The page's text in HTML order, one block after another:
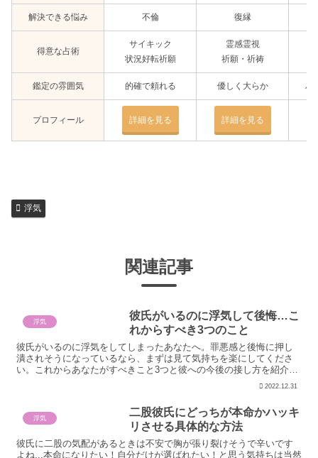
解決できる悩み 不倫 復縁
得意な占術
サイキック
状況好転祈願
霊感霊視
祈願・祈祷
鑑定の雰囲気 的確で頼れる 優しく大らか ハ
プロフィール 詳細を見る 詳細を見る
浮気
関連記事
浮気
彼氏がいるのに浮気して後悔…こ
れからすべき3つのこと
彼氏がいるのに浮気をしてしまったあなたへ。罪悪感と後悔に押し
潰されそうになっているなら、まずは見て気持ちを楽にしてくださ
い。これからあなたがすべきこと3つと彼への今後の接し方を紹介し
2022.12.31
浮気
二股彼氏にどっちが本命かハッキ
リさせる具体的な方法
彼氏に二股の気配があるときは不安で胸が張り裂けそうで辛いです
よね...本命になりたい！自分だけが選ばれたい！と思う気持ちは当然